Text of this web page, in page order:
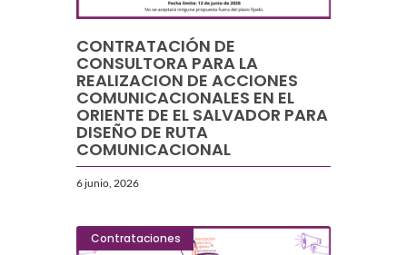
CONTRATACIÓN DE
CONSULTORA PARA LA
REALIZACION DE ACCIONES
COMUNICACIONALES EN EL
ORIENTE DE EL SALVADOR PARA
DISEÑO DE RUTA
COMUNICACIONAL
6 junio, 2026
Contrataciones